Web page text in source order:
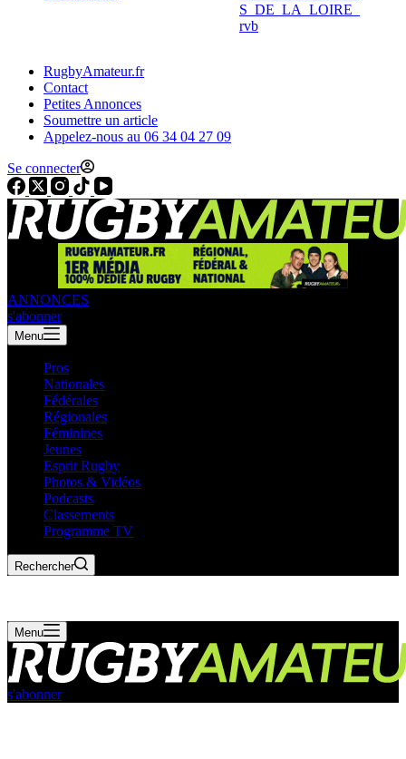
RugbyAmateur.fr
Contact
Petites Annonces
Soumettre un article
Appelez-nous au 06 34 04 27 09
Se connecter
ANNONCES
s'abonner
Menu
Pros
Nationales
Fédérales
Régionales
Féminines
Jeunes
Esprit Rugby
Photos & Vidéos
Podcasts
Classements
Programme TV
Rechercher
Menu
s'abonner